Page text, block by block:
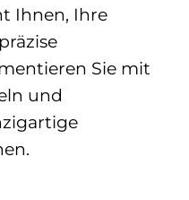
Ihnen, Ihre
Sie mit
und